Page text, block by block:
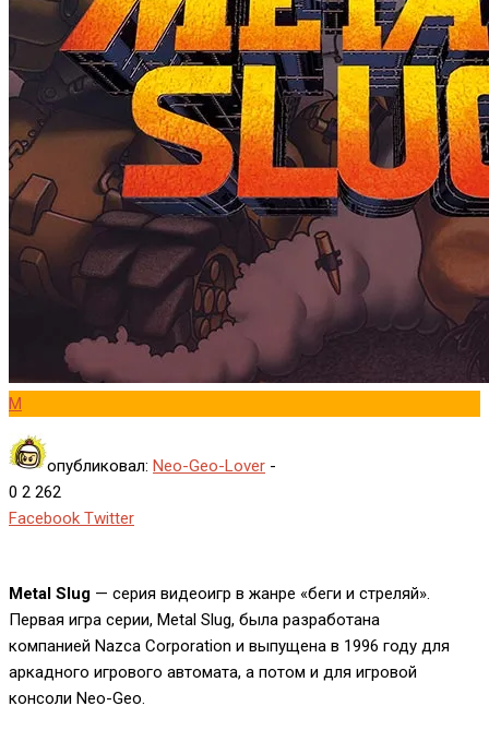
M
опубликовал: Neo-Geo-Lover -
0 2 262
Facebook TwitterWhatsapp
Pinterest
Reddit
Share
Print
Metal Slug — серия видеоигр в жанре «беги и стреляй».
Первая игра серии, Metal Slug, была разработана
компанией Nazca Corporation и выпущена в 1996 году для
аркадного игрового автомата, а потом и для игровой
консоли Neo-Geo.